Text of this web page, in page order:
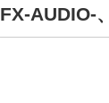
FX-AUDIO-